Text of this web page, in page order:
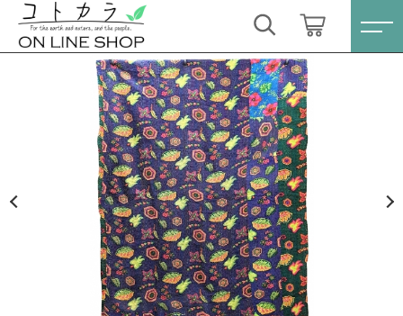
カートに商品を追加しました
ラリーキルト〔NO.30〕パープル・葉と花
数量
22,000円（税込）
ショッピングを続ける
ログイン / 会員登録
お気に入り
すべての商品
スキンケア・石鹸
HINOKI（土佐ヒノキ）シリーズ
すべて
スキンケア・石鹸
HINOKI（土佐ヒノキ）シリーズ
サステナブル歯ブラシ・歯磨き粉
キーワード検索
こだわり検索